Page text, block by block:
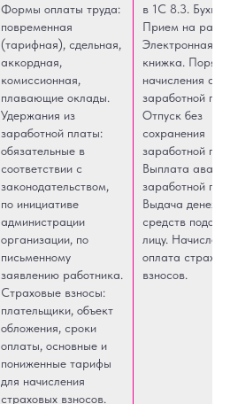
Формы оплаты труда:
повременная
(тарифная), сдельная,
аккордная,
комиссионная,
плавающие оклады.
Удержания из
заработной платы:
обязательные в
соответствии с
законодательством,
по инициативе
администрации
организации, по
письменному
заявлению работника.
Страховые взносы:
плательщики, объект
обложения, сроки
оплаты, основные и
пониженные тарифы
для начисления
страховых взносов.
в 1С 8.3.
Прием на
Электронная
книжка.
начисления
заработной
Отпуск без
сохранения
заработной
Выплата
заработной
Выдача
средств
лицу.
оплата
взносов.